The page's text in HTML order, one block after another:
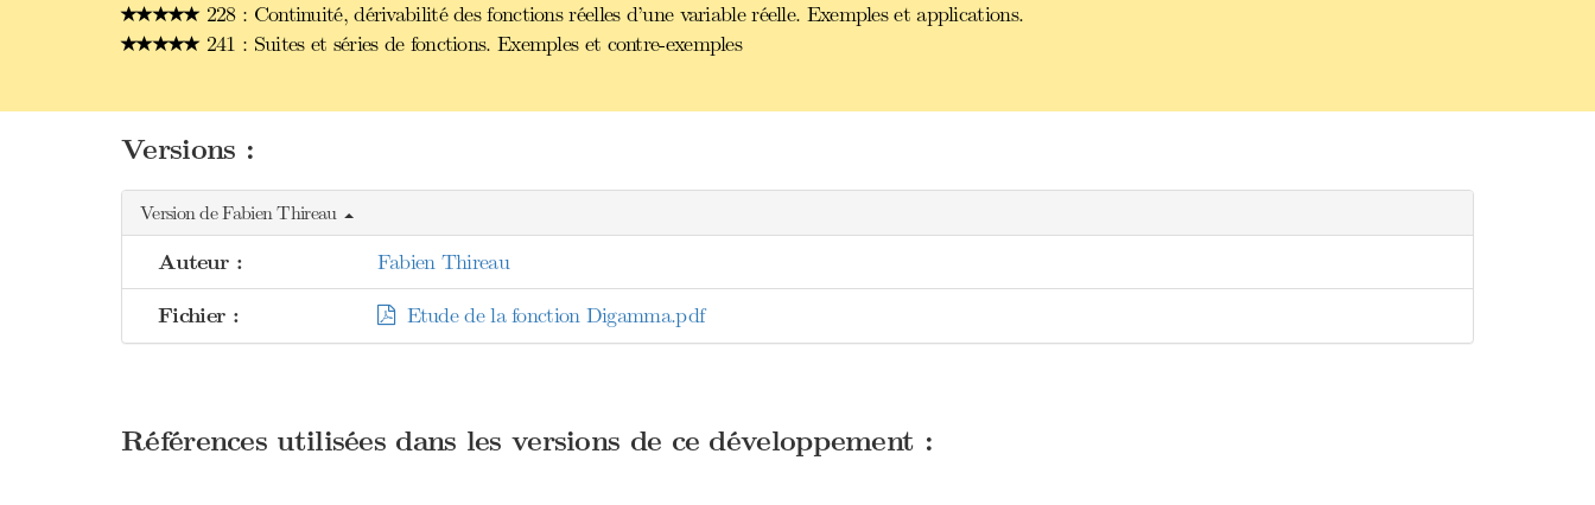
228 : Continuité, dérivabilité des fonctions réelles d’une variable réelle. Exemples et applications.
241 : Suites et séries de fonctions. Exemples et contre-exemples
Versions :
Version de Fabien Thireau
Auteur : Fabien Thireau
Fichier : Etude de la fonction Digamma.pdf
Références utilisées dans les versions de ce développement :